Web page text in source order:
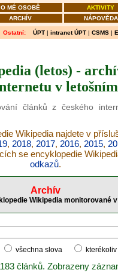
O MÉ OSOBĚ AKTIVITY
ARCHÍV NÁPOVĚDA
Ostatní: ÚPT | intranet ÚPT | CSMS |
(letos) -
v
článků z českého
Wikipedia najdete v
, 2018, 2017, 2016, 2015,
se encyklopedie
odkazů.
Archív
Wikipedia monitorované
všechna slova
článků. Zobrazeny